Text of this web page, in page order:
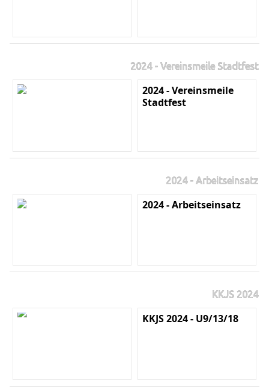
2024 - Vereinsmeile Stadtfest
2024 - Vereinsmeile
Stadtfest
2024 - Arbeitseinsatz
2024 - Arbeitseinsatz
KKJS 2024
KKJS 2024 - U9/13/18